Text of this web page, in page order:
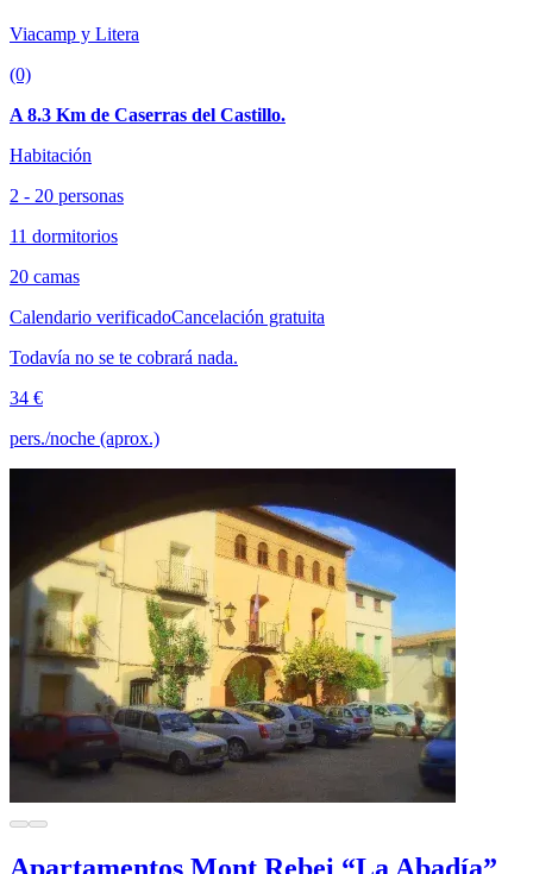
Viacamp y Litera
(0)
A 8.3 Km de Caserras del Castillo.
Habitación
2 - 20 personas
11 dormitorios
20 camas
Calendario verificadoCancelación gratuita
Todavía no se te cobrará nada.
34 €
pers./noche (aprox.)
Apartamentos Mont Rebei “La Abadía”